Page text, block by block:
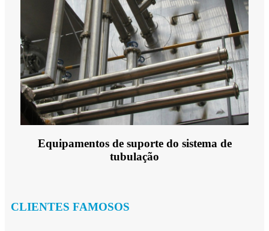
Equipamentos de suporte do sistema de
tubulação
CLIENTES FAMOSOS